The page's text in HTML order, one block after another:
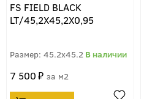
FS FIELD BLACK
LT/45,2X45,2X0,95
45.2x45.2
7 500 м2